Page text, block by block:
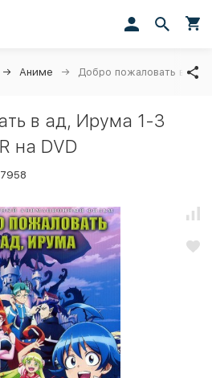
Аниме Добро пожаловать в ад,
в ад, Ирума 1-3
на DVD